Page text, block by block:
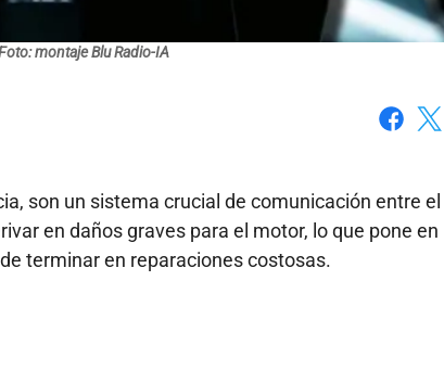
montaje Blu Radio-IA
son un sistema crucial de comunicación entre el
en daños graves para el motor, lo que pone en
terminar en reparaciones costosas.